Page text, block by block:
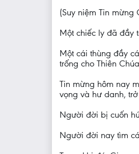
(Suy niệm Tin mừng
Một chiếc ly đã đầy
Một cái thùng đầy
trống cho Thiên
Tin mừng hôm nay
vọng và hư danh,
Người đời bị cuốn
Người đời nay tìm